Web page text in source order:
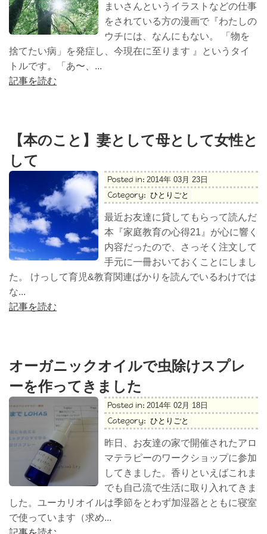
まいさんというイラストなどの仕事
をされている方の漫画で『わたしの
ウチには、なんにもない。 「物を
捨てたい病」を発症し、今現在に至ります 』というタイ
トルです。「あ〜、...
記事を読む
【本のこと】妻として母として女性と
して
Posted in: 2014年 03月 23日
Category: ひとりごと
最近お友達に貸してもらって読んだ
本『家庭教育の心得21』が心に響く
内容だったので、さっそく注文して
手元に一冊おいておくことにしまし
た。 けっして育児&教育関連ばかりを読んでいるわけでは
な...
記事を読む
オーガニックオイルで虫除けスプレ
ーを作ってきました
Posted in: 2014年 02月 18日
Category: ひとりごと
昨日、お友達の家で開催されたアロ
マテラピーのワークショップに参加
してきました。香りといえばこれま
でも自己流で生活に取り入れてきま
した。ユーカリオイルは季節をとわず加湿器とともに寝室
で使っています（求め...